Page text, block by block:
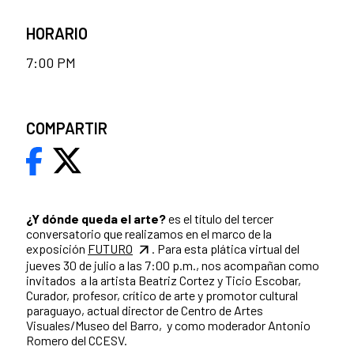
¿Y dónde queda el arte?es el título del tercer
conversatorio que realizamos en el marco de la
exposición FUTURO
. Para esta plática virtual del
jueves 30 de julio a las 7:00 p.m., nos acompañan como
invitados a la artista Beatriz Cortez y Ticio Escobar,
Curador, profesor, crítico de arte y promotor cultural
paraguayo, actual director de Centro de Artes
Visuales/Museo del Barro, y como moderador Antonio
Romero del CCESV.
HORARIO
7:00 PM
COMPARTIR